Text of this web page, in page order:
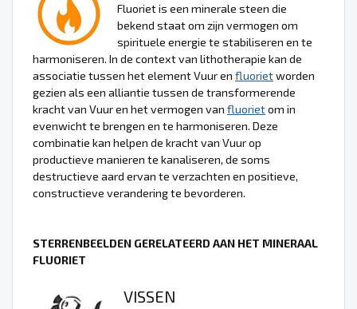
Fluoriet is een minerale steen die
bekend staat om zijn vermogen om
spirituele energie te stabiliseren en te
harmoniseren. In de context van lithotherapie kan de
associatie tussen het element Vuur en fluorietworden
gezien als een alliantie tussen de transformerende
kracht van Vuur en het vermogen van fluorietom in
evenwicht te brengen en te harmoniseren. Deze
combinatie kan helpen de kracht van Vuur op
productieve manieren te kanaliseren, de soms
destructieve aard ervan te verzachten en positieve,
constructieve verandering te bevorderen.
STERRENBEELDEN GERELATEERD AAN HET MINERAAL
FLUORIET
VISSEN